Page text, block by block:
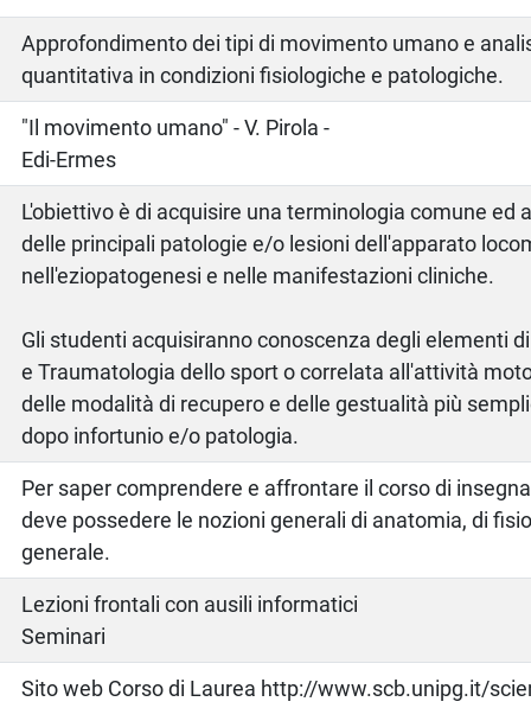
Approfondimento dei tipi di movimento umano e
quantitativa in condizioni fisiologiche e patologiche.
"Il movimento umano" - V. Pirola -
Edi-Ermes
L'obiettivo è di acquisire una terminologia comune ed
delle principali patologie e/o lesioni dell'apparato
nell'eziopatogenesi e nelle manifestazioni cliniche.
Gli studenti acquisiranno conoscenza degli elementi
e Traumatologia dello sport o correlata all'attività
delle modalità di recupero e delle gestualità più
dopo infortunio e/o patologia.
Per saper comprendere e affrontare il corso di
deve possedere le nozioni generali di anatomia, di
generale.
Lezioni frontali con ausili informatici
Seminari
Sito web Corso di Laurea http://www.scb.unipg.it/